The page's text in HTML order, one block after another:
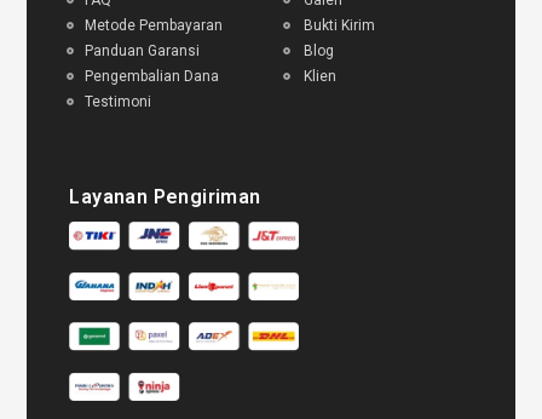
Metode Pembayaran
Panduan Garansi
Pengembalian Dana
Testimoni
Bukti Kirim
Blog
Klien
Layanan Pengiriman